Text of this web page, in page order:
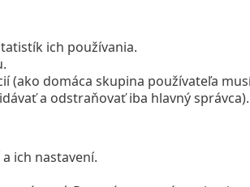
ich používania.
(ako domáca skupina používateľa
a odstraňovať iba hlavný správca).
ich nastavení.